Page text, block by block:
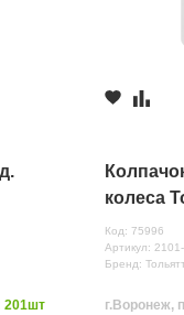
201шт
колеса
Код: 75996
Артикул:
Бренд:
г.Воронеж,